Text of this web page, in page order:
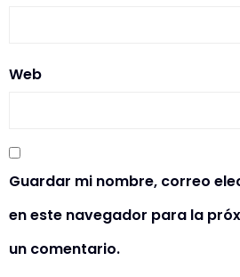
Web
Guardar mi nombre, correo
en este navegador para la
un comentario.